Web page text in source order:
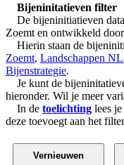
Bijeninitatieven filter
De bijeninitiatieven
Zoemt en ontwikkeld
Hierin staan de
Zoemt, Landschappen NL
Bijenstrategie.
Je kunt de
hieronder. Wil je meer
In de toelichting lees
deze toevoegt aan het